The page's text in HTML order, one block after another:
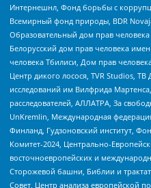
Интернешнл, Фонд борьбы с
Всемирный фонд природы, BDR
Образовательный дом прав
Белорусский дом прав человека
человека Тбилиси, Дом прав
Центр дикого лосося, TVR Studios,
исследований им Вилфрида
расследователей, АЛЛАТРА, За
UnKremlin, Международная
Финланд, Гудзоновский институт,
Комитет-2024, Центрально-
восточноевропейских и
Сторожевой башни, Библии и
Совет, Центр анализа европейской